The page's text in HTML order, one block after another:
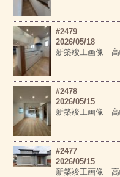
#2479
2026/05/18
新築竣工画像
#2478
2026/05/15
新築竣工画像
#2477
2026/05/15
新築竣工画像